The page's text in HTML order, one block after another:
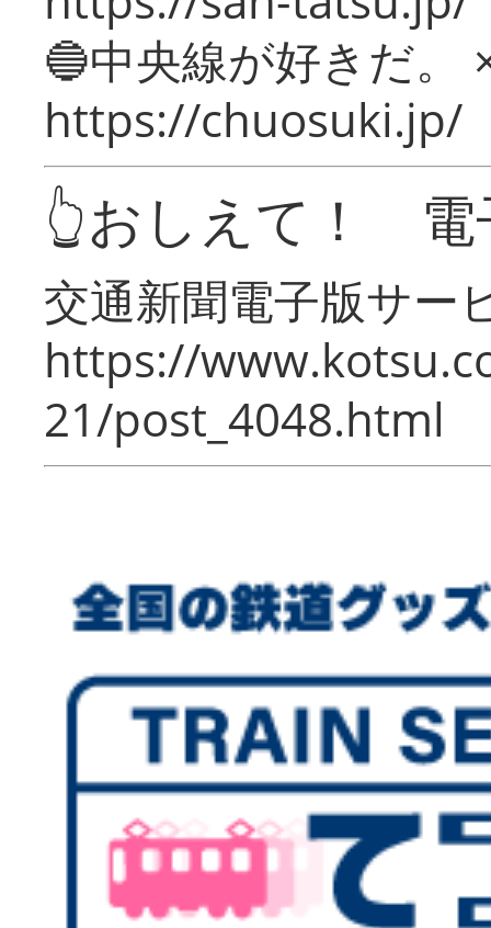
🔵中央線が好きだ。
https://chuosuki.jp/
👆おしえて！ 電
交通新聞電子版サー
https://
21/post_4048.html